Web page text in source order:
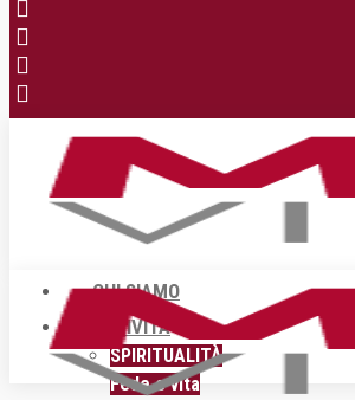
CHI SIAMO
ATTIVITÀ
SPIRITUALITÀ
Fede e vita